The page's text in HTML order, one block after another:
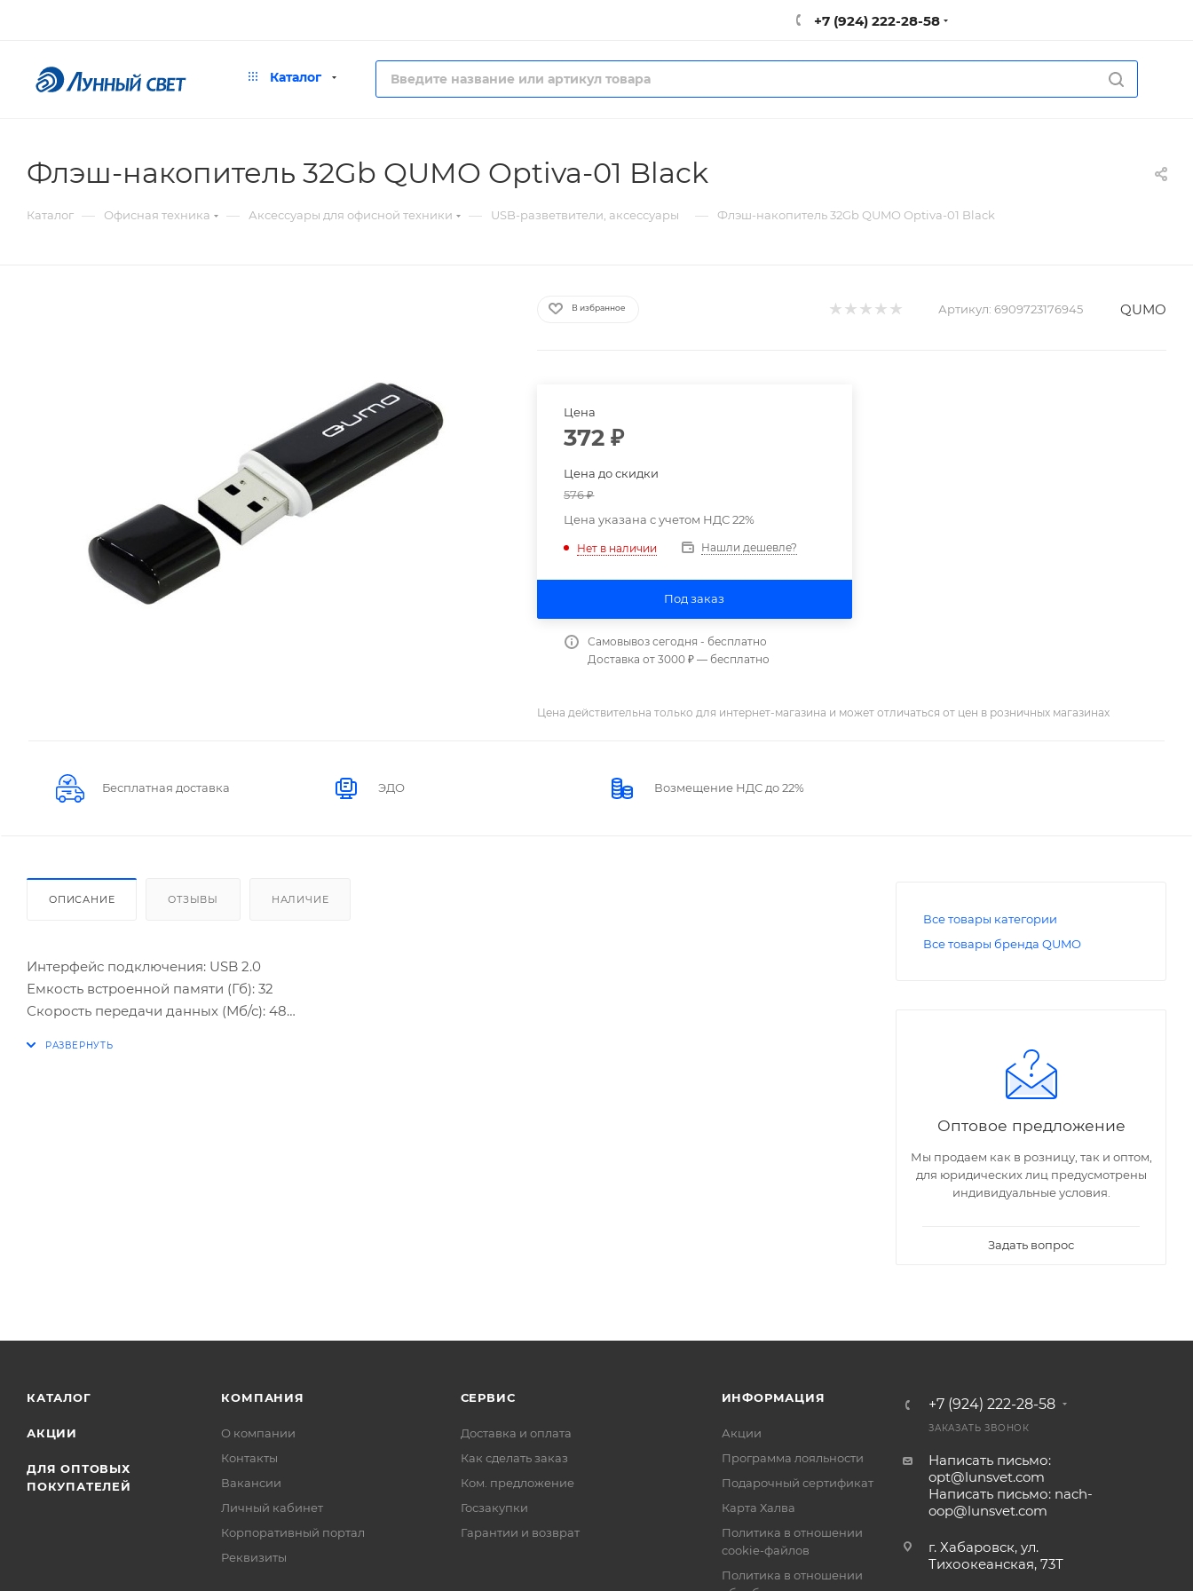
+7 (924) 222-28-58
Каталог
Флэш-накопитель 32Gb QUMO Optiva-01 Black
Каталог — Офисная техника — Аксессуары для офисной техники — USB-разветвители, аксессуары — Флэш-накопитель 32Gb QUMO Optiva-01 Black
В избранное Артикул: 6909723176945 QUMO
Цена
372 ₽
Цена до скидки
576₽
Цена указана с учетом НДС 22%
Нет в наличии Нашли дешевле?
Под заказ
Самовывоз сегодня - бесплатно
Доставка от 3000 ₽ — бесплатно
Цена действительна только для интернет-магазина и может отличаться от цен в розничных магазинах
Бесплатная доставка ЭДО Возмещение НДС до 22%
ОПИСАНИЕ ОТЗЫВЫ НАЛИЧИЕ
Интерфейс подключения: USB 2.0
Емкость встроенной памяти (Гб): 32
Скорость передачи данных (Мб/с): 48
Все товары категории
Все товары бренда QUMO
Оптовое предложение
Мы продаем как в розницу, так и оптом,
для юридических лиц предусмотрены
индивидуальные условия.
Задать вопрос
КАТАЛОГ
АКЦИИ
ДЛЯ ОПТОВЫХ
ПОКУПАТЕЛЕЙ
КОМПАНИЯ
О компании
Контакты
Вакансии
Личный кабинет
Корпоративный портал
Реквизиты
СЕРВИС
Доставка и оплата
Как сделать заказ
Ком. предложение
Госзакупки
Гарантии и возврат
ИНФОРМАЦИЯ
Акции
Программа лояльности
Подарочный сертификат
Карта Халва
Политика в отношении
cookie-файлов
Политика в отношении
+7 (924) 222-28-58
ЗАКАЗАТЬ ЗВОНОК
Написать письмо:
opt@lunsvet.com
Написать письмо: nach-
oop@lunsvet.com
г. Хабаровск, ул.
Тихоокеанская, 73Т